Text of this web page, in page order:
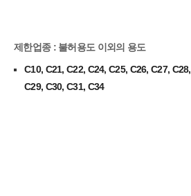
제한업종 : 불허용도 이외의 용도
C10, C21, C22, C24, C25, C26, C27, C28,
C29, C30, C31, C34